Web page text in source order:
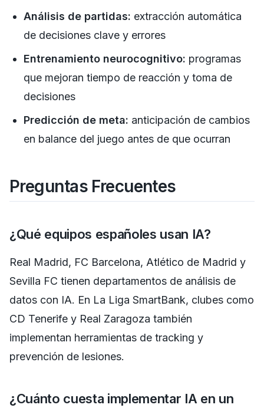
Análisis de partidas: extracción automática
de decisiones clave y errores
Entrenamiento neurocognitivo: programas
que mejoran tiempo de reacción y toma de
decisiones
Predicción de meta: anticipación de cambios
en balance del juego antes de que ocurran
Preguntas Frecuentes
¿Qué equipos españoles usan IA?
Real Madrid, FC Barcelona, Atlético de Madrid y
Sevilla FC tienen departamentos de análisis de
datos con IA. En La Liga SmartBank, clubes como
CD Tenerife y Real Zaragoza también
implementan herramientas de tracking y
prevención de lesiones.
¿Cuánto cuesta implementar IA en un